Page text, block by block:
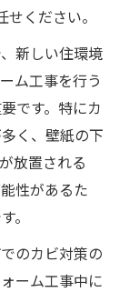
ください。
新しい住環境
ム工事を行う
です。特にカ
く、壁紙の下
放置される
性があるた
。
のカビ対策の
ーム工事中に